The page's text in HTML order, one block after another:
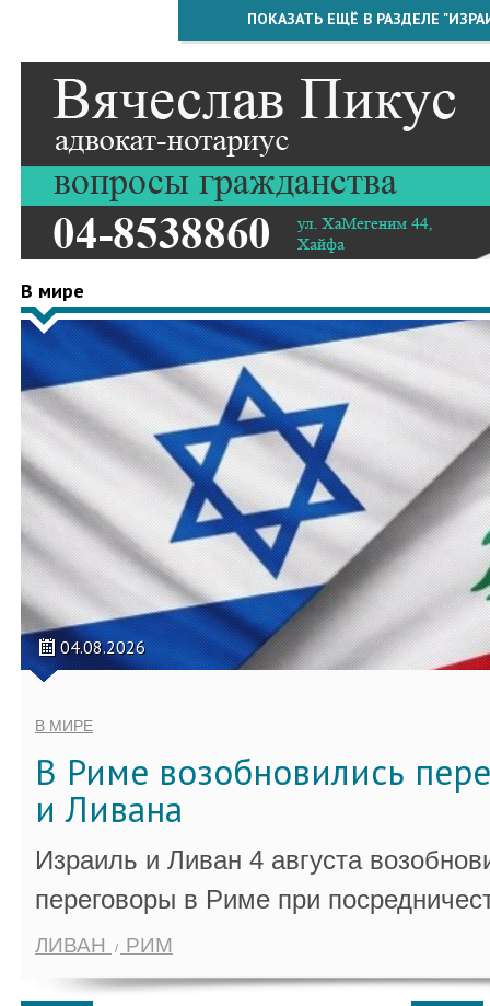
ПОКАЗАТЬ ЕЩЁ В РАЗДЕЛЕ
В мире
04.08.2026
В МИРЕ
В Риме возобновились
и Ливана
Израиль и Ливан 4 августа
переговоры в Риме при
ЛИВАН РИМ